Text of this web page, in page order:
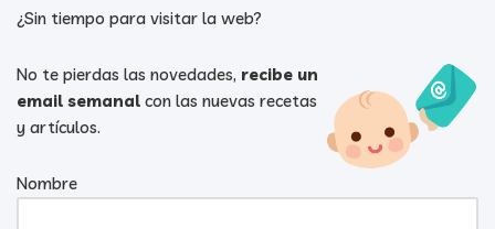
¿Sin tiempo para visitar la web?
No te pierdas las novedades, recibe un
email semanal con las nuevas recetas
y artículos.
Nombre